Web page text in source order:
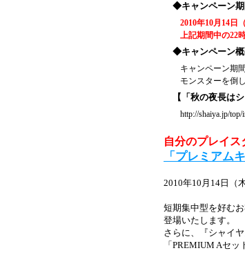
◆キャンペーン
2010年10月14日
上記期間中の22
◆キャンペーン
キャンペーン期
モンスターを倒
【「秋の夜長は
http://shaiya.jp/
自分のプレイス
「プレミアム
2010年10月14日（
短期集中型を好む
登場いたします。
さらに、『シャイ
「PREMIUM Aセ